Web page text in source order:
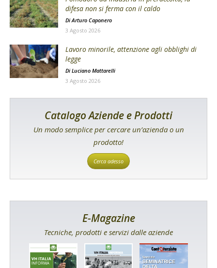
difesa non si ferma con il caldo
Di Arturo Caponero
3 Agosto 2026
Lavoro minorile, attenzione agli obblighi di
legge
Di Luciano Mattarelli
3 Agosto 2026
Catalogo Aziende e Prodotti
Un modo semplice per cercare un’azienda o un
prodotto!
Cerca adesso
E-Magazine
Tecniche, prodotti e servizi dalle aziende